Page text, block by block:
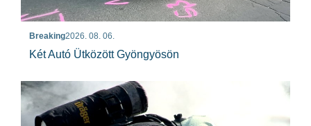
Breaking2026. 08. 06.
Két Autó Ütközött Gyöngyösön